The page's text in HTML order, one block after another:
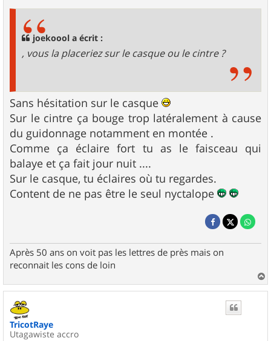
joekoool a écrit :
, vous la placeriez sur le casque ou le cintre ?
Sans hésitation sur le casque
Sur le cintre ça bouge trop latéralement à cause
du guidonnage notamment en montée .
Comme ça éclaire fort tu as le faisceau qui
balaye et ça fait jour nuit ....
Sur le casque, tu éclaires où tu regardes.
Content de ne pas être le seul nyctalope
Après 50 ans on voit pas les lettres de près mais on
reconnait les cons de loin
a
u
TricotRaye
Utagawiste accro